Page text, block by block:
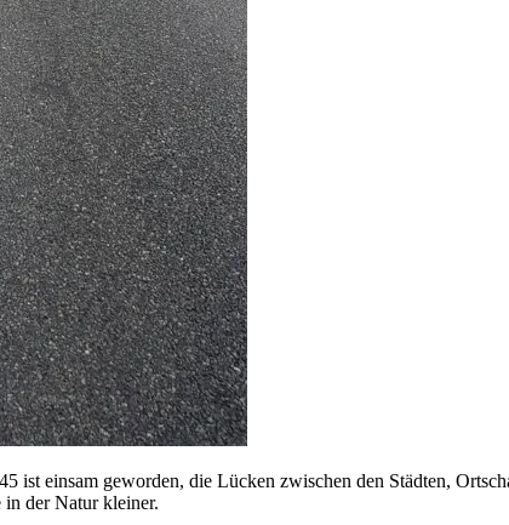
ist einsam geworden, die Lücken zwischen den Städten,
der Natur kleiner.